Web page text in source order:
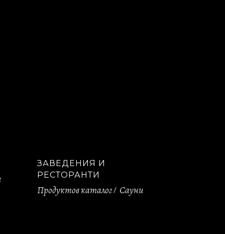
ЗАВЕДЕНИЯ И
РЕСТОРАНТИ
Продуктов каталог Сауни